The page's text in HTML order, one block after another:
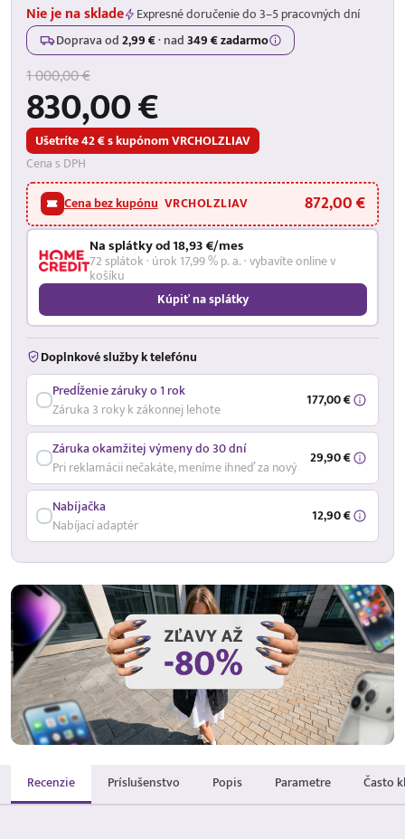
Nie je na sklade
Expresné doručenie do 3–5 pracovných dní
Doprava od2,99 €·nad349 € zadarmo
1 000,00 €
830,00 €
Ušetríte 42 € s kupónom VRCHOLZLIAV
Cena s DPH
Cena bez kupónu VRCHOLZLIAV 872,00 €
Na splátky od 18,93 €/mes
72 splátok · úrok 17,99 % p. a. · vybavíte online v
košíku
Kúpiť na splátky
Doplnkové služby k telefónu
Predĺženie záruky o 1 rok
Záruka 3 roky k zákonnej lehote
177,00 €
Záruka okamžitej výmeny do 30 dní
Pri reklamácii nečakáte, meníme ihneď za nový
29,90 €
Nabíjačka
Nabíjací adaptér
12,90 €
Recenzie Príslušenstvo Popis Parametre Často